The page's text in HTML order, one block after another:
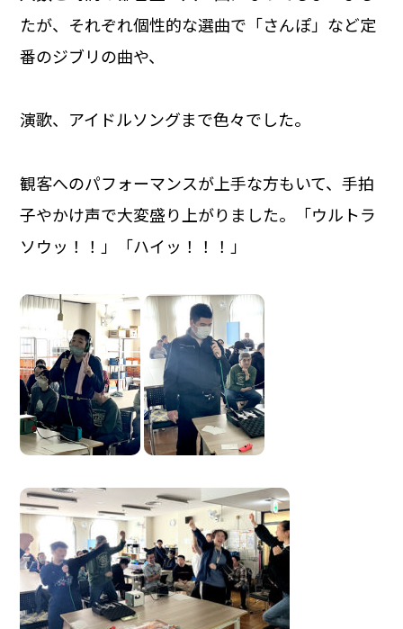
たが、それぞれ個性的な選曲で「さんぽ」など定
番のジブリの曲や、
演歌、アイドルソングまで色々でした。
観客へのパフォーマンスが上手な方もいて、手拍
子やかけ声で大変盛り上がりました。「ウルトラ
ソウッ！！」「ハイッ！！！」